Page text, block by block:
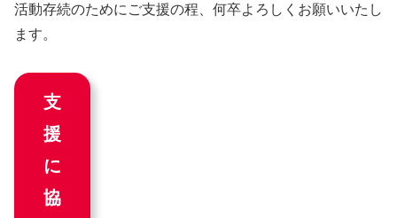
活動存続のためにご支援の程、何卒よろしくお願いいたし
ます。
支
援
に
協